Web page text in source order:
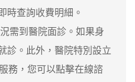
時查詢收費明細。
需到醫院面診。如果身
診。此外，醫院特別設立
務，您可以點擊在線諮